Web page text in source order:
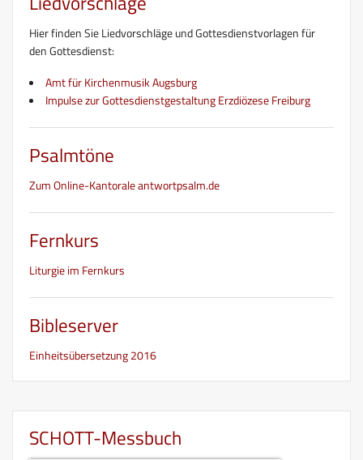
Hier finden Sie Liedvorschläge und Gottesdienstvorlagen für
den Gottesdienst:
Amt für Kirchenmusik Augsburg
Impulse zur Gottesdienstgestaltung Erzdiözese Freiburg
Psalmtöne
Zum Online-Kantorale antwortpsalm.de
Fernkurs
Liturgie im Fernkurs
Bibleserver
Einheitsübersetzung 2016
SCHOTT-Messbuch